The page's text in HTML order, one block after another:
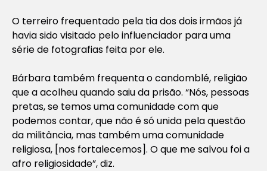
O terreiro frequentado pela tia dos dois irmãos já
havia sido visitado pelo influenciador para uma
série de fotografias feita por ele.
Bárbara também frequenta o candomblé, religião
que a acolheu quando saiu da prisão. “Nós, pessoas
pretas, se temos uma comunidade com que
podemos contar, que não é só unida pela questão
da militância, mas também uma comunidade
religiosa, [nos fortalecemos]. O que me salvou foi a
afro religiosidade”, diz.